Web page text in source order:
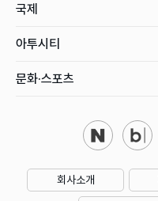
국제
아투시티
문화·스포츠
회사소개